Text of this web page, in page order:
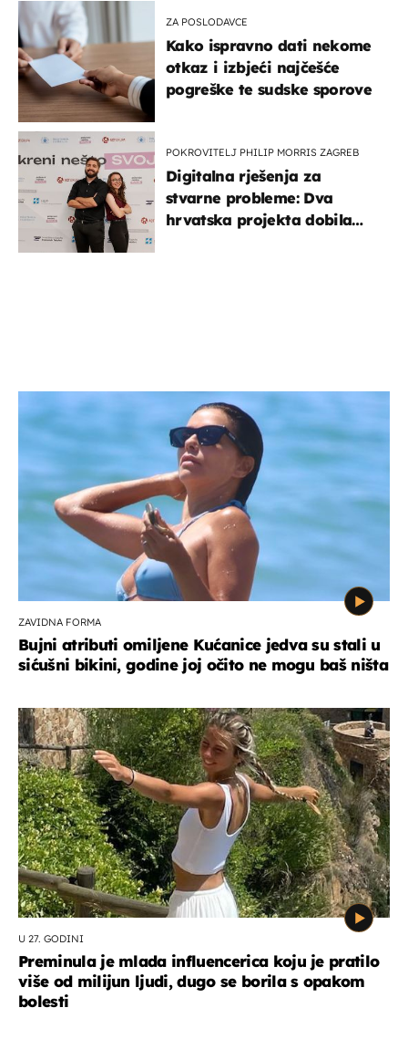
ZA POSLODAVCE
Kako ispravno dati nekome
otkaz i izbjeći najčešće
pogreške te sudske sporove
POKROVITELJ PHILIP MORRIS ZAGREB
Digitalna rješenja za
stvarne probleme: Dva
hrvatska projekta dobila
ZAVIDNA FORMA
Bujni atributi omiljene Kućanice jedva su stali u
sićušni bikini, godine joj očito ne mogu baš ništa
U 27. GODINI
Preminula je mlada influencerica koju je pratilo
više od milijun ljudi, dugo se borila s opakom
bolesti